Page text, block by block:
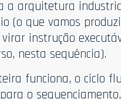
a arquitetura
(o que vamos
instrução
nesta sequência).
funciona, o ciclo
o